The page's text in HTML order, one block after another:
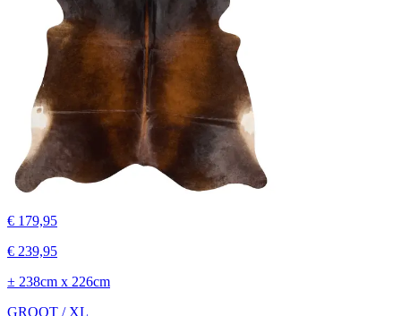
€ 179,95
€ 239,95
± 238cm x 226cm
GROOT / XL